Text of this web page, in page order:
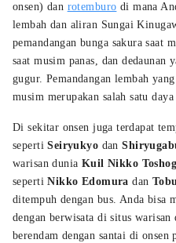
onsen) dan rotemburo di mana
lembah dan aliran Sungai
pemandangan bunga sakura saat
saat musim panas, dan dedaunan
gugur. Pemandangan lembah
musim merupakan salah satu
Di sekitar onsen juga terdapat
sepertiSeiryukyo dan
warisan dunia Kuil Nikko
sepertiNikko Edomuradan
ditempuh dengan bus. Anda bisa
dengan berwisata di situs
berendam dengan santai di onsen